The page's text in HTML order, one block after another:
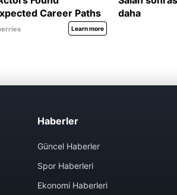
Haberler
Güncel Haberler
Spor Haberleri
Ekonomi Haberleri